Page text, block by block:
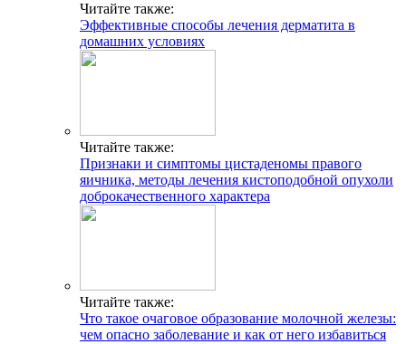
Читайте также:
Эффективные способы лечения дерматита в
домашних условиях
Читайте также:
Признаки и симптомы цистаденомы правого
яичника, методы лечения кистоподобной опухоли
доброкачественного характера
Читайте также:
Что такое очаговое образование молочной железы:
чем опасно заболевание и как от него избавиться